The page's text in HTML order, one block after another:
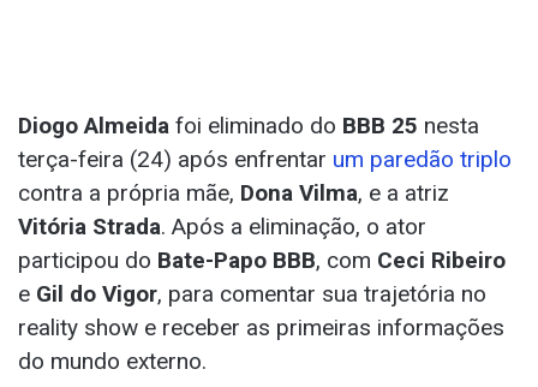
Diogo Almeida foi eliminado do BBB 25 nesta
terça-feira (24) após enfrentar um paredão triplo
contra a própria mãe, Dona Vilma, e a atriz
Vitória Strada. Após a eliminação, o ator
participou do Bate-Papo BBB, com Ceci Ribeiro
e Gil do Vigor, para comentar sua trajetória no
reality show e receber as primeiras informações
do mundo externo.